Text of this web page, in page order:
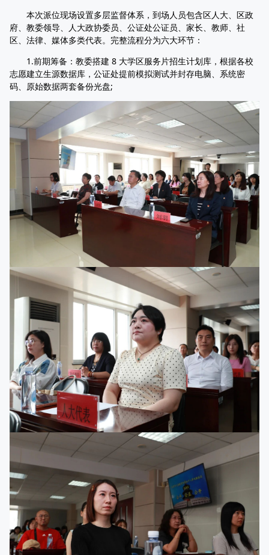
本次派位现场设置多层监督体系，到场人员包含区人大、区政
府、教委领导、人大政协委员、公证处公证员、家长、教师、社
区、法律、媒体多类代表。完整流程分为六大环节：
1.前期筹备：教委搭建 8 大学区服务片招生计划库，根据各校
志愿建立生源数据库，公证处提前模拟测试并封存电脑、系统密
码、原始数据两套备份光盘;